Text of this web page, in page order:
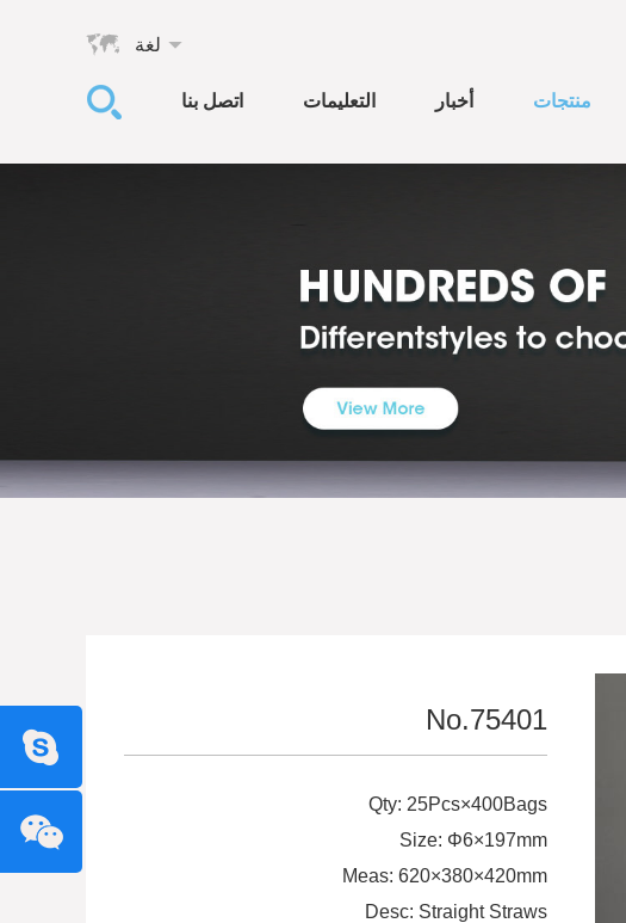
لغة
منتجات أخبار التعليمات اتصل بنا
No.75401
Qty: 25Pcs×400Bags
Size: Φ6×197mm
Meas: 620×380×420mm
Desc: Straight Straws